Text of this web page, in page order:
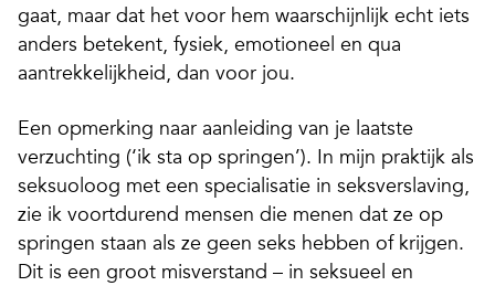
gaat, maar dat het voor hem waarschijnlijk echt iets
anders betekent, fysiek, emotioneel en qua
aantrekkelijkheid, dan voor jou.
Een opmerking naar aanleiding van je laatste
verzuchting (‘ik sta op springen’). In mijn praktijk als
seksuoloog met een specialisatie in seksverslaving,
zie ik voortdurend mensen die menen dat ze op
springen staan als ze geen seks hebben of krijgen.
Dit is een groot misverstand – in seksueel en